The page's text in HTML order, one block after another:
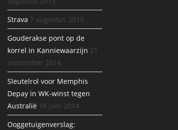
Strava 7 augustus 2015
Gouderakse pont op de
korrel in Kanniewaarzijn 21
september 2014
Sleutelrol voor Memphis
Depay in WK-winst tegen
Australië 18 juni 2014
Ooggetuigenverslag: